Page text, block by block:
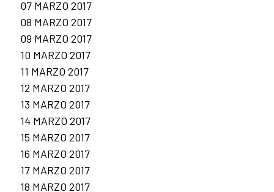
07 MARZO 2017
08 MARZO 2017
09 MARZO 2017
10 MARZO 2017
11 MARZO 2017
12 MARZO 2017
13 MARZO 2017
14 MARZO 2017
15 MARZO 2017
16 MARZO 2017
17 MARZO 2017
18 MARZO 2017